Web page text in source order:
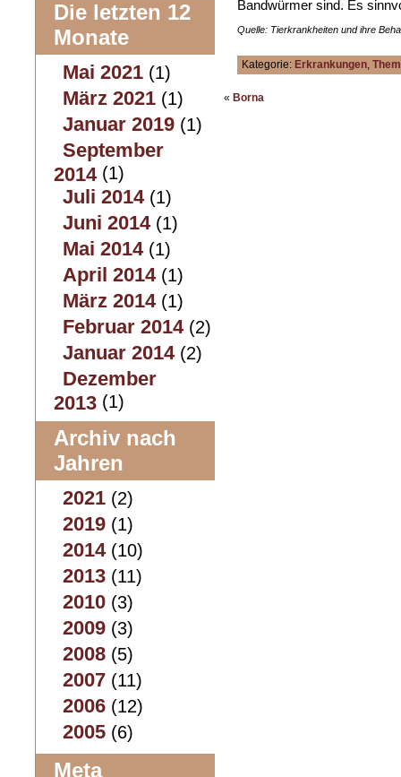
Bandwürmer sind. Es
Quelle: Tierkrankheiten und ihre
Kategorie: Erkrankungen,
« Borna
Die letzten 12
Monate
Mai 2021 (1)
März 2021 (1)
Januar 2019 (1)
September
2014(1)
Juli 2014(1)
Juni 2014(1)
Mai 2014(1)
April 2014(1)
März 2014(1)
Februar 2014(2)
Januar 2014(2)
Dezember
2013 (1)
Archiv nach
Jahren
2021 (2)
2019 (1)
2014(10)
2013 (11)
2010 (3)
2009 (3)
2008 (5)
2007 (11)
2006 (12)
2005 (6)
Meta